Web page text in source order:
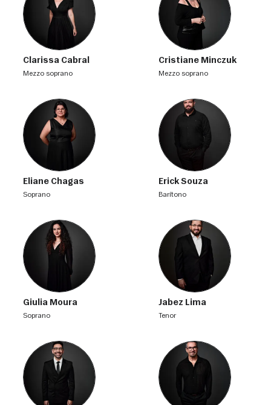
Clarissa Cabral
mezzo soprano
Cristiane Minczuk
mezzo soprano
Eliane Chagas
soprano
Erick Souza
barítono
Giulia Moura
soprano
Jabez Lima
tenor